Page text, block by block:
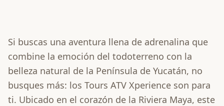
Si buscas una aventura llena de adrenalina que
combine la emoción del todoterreno con la
belleza natural de la Península de Yucatán, no
busques más: los Tours ATV Xperience son para
ti. Ubicado en el corazón de la Riviera Maya, este